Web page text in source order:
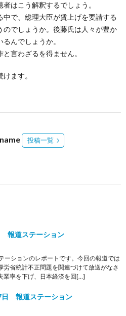
はこう解釈するでしょう。
中で、総理大臣が賃上げを要請する
のでしょうか。後藤氏は人々が豊か
んでしょうか。
言わざるを得ません。
ます。
投稿一覧
報道ステーション
ーションのレポートです。今回の報道では
労省統計不正問題を関連づけて放送がなさ
業率を下げ、日本経済を回[…]
日 報道ステーション